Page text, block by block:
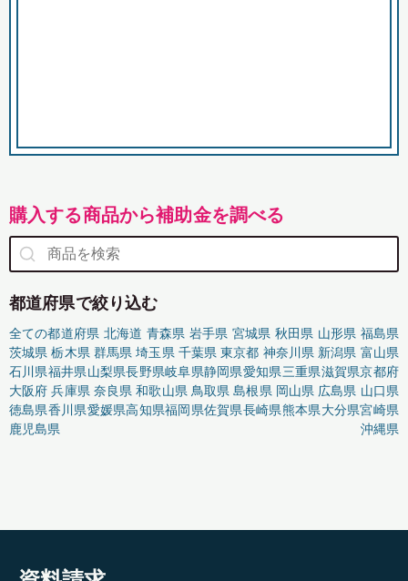
購入する商品から補助金を調べる
都道府県で絞り込む
全ての都道府県 北海道 青森県 岩手県 宮城県 秋田県 山形県 福島県
茨城県 栃木県 群馬県 埼玉県 千葉県 東京都 神奈川県 新潟県 富山県
石川県福井県山梨県長野県岐阜県静岡県愛知県三重県滋賀県京都府
大阪府 兵庫県 奈良県 和歌山県 鳥取県 島根県 岡山県 広島県 山口県
徳島県香川県愛媛県高知県福岡県佐賀県長崎県熊本県大分県宮崎県
鹿児島県
沖縄県